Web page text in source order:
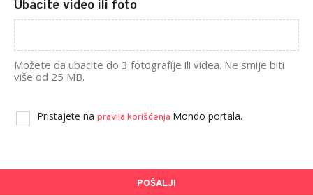
Ubacite video ili foto
Možete da ubacite do 3 fotografije ili videa. Ne smije biti
više od 25 MB.
Pristajete na pravila korišćenja Mondo portala.
POŠALJI